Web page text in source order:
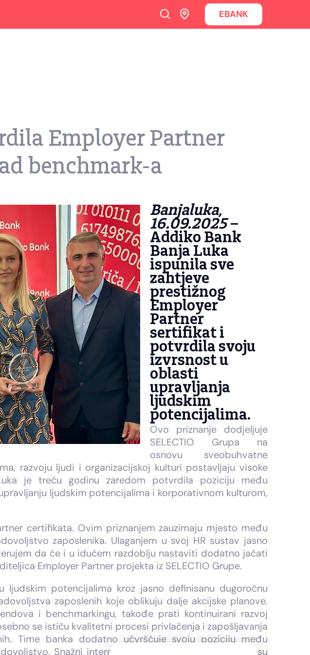
EBANK
Employer Partner
benchmark-a
Banjaluka,
16.09.2025–
Addiko Bank
Banja Luka
ispunila sve
zahtjeve
prestižnog
Employer
Partner
sertifikat i
potvrdila svoju
izvrsnost u
oblasti
upravljanja
ljudskim
potencijalima.
Ovo priznanje dodjeljuje
SELECTIO Grupa na
osnovu sveobuhvatne
razvoju ljudi i organizacijskoj kulturi postavljaju visoke
je treću godinu zaredom potvrdila poziciju među
ljudskim potencijalima i korporativnom kulturom,
certifikata. Ovim priznanjem zauzimaju mjesto među
zaposlenika. Ulaganjem u svoj HR sustav jasno
da će i u idućem razdoblju nastaviti dodatno jačati
Employer Partner projekta iz SELECTIO Grupe.
potencijalima kroz jasno definisanu dugoročnu
zaposlenih koje oblikuju dalje akcijske planove.
i benchmarkingu, takođe prati kontinuirani razvoj
se ističu kvalitetni procesi privlačenja i zapošljavanja
Time banka dodatno učvršćuje svoju poziciju među
Snažni interni procesi i pravila rada kreirani su